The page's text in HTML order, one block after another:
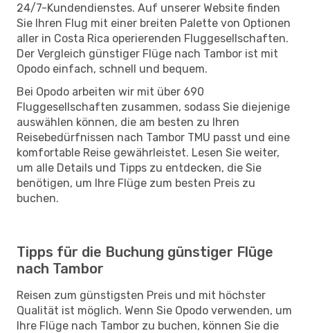
24/7-Kundendienstes. Auf unserer Website finden
Sie Ihren Flug mit einer breiten Palette von Optionen
aller in Costa Rica operierenden Fluggesellschaften.
Der Vergleich günstiger Flüge nach Tambor ist mit
Opodo einfach, schnell und bequem.
Bei Opodo arbeiten wir mit über 690
Fluggesellschaften zusammen, sodass Sie diejenige
auswählen können, die am besten zu Ihren
Reisebedürfnissen nach Tambor TMU passt und eine
komfortable Reise gewährleistet. Lesen Sie weiter,
um alle Details und Tipps zu entdecken, die Sie
benötigen, um Ihre Flüge zum besten Preis zu
buchen.
Tipps für die Buchung günstiger Flüge
nach Tambor
Reisen zum günstigsten Preis und mit höchster
Qualität ist möglich. Wenn Sie Opodo verwenden, um
Ihre Flüge nach Tambor zu buchen, können Sie die